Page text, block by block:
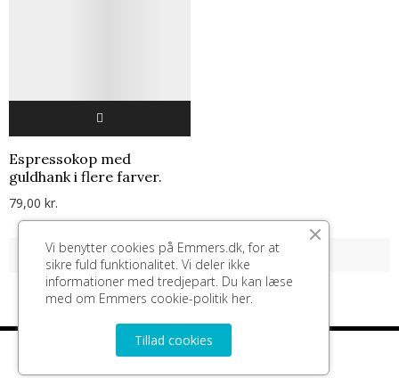
Espressokop med
guldhank i flere farver.
79,00 kr.
Viser 1-9 of 9 varer
Vi benytter cookies på Emmers.dk, for at
sikre fuld funktionalitet. Vi deler ikke
informationer med tredjepart. Du kan læse
med om Emmers cookie-politik her.
Tillad cookies